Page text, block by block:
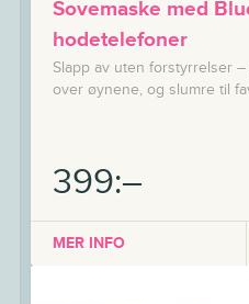
Sovemaske med
hodetelefoner
Slapp av uten forstyrrelser
over øynene, og slumre til
399:–
MER INFO